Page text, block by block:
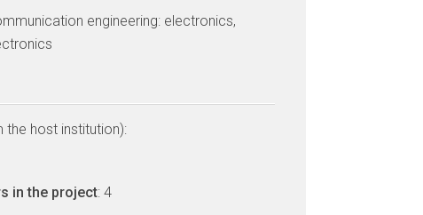
engineering: electronics,
the host institution):
in the project: 4